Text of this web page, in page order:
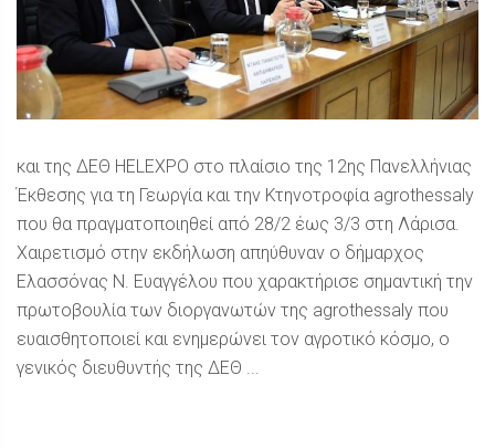
και της ΔΕΘ HELEXPO στο πλαίσιο της 12ης Πανελλήνιας
Έκθεσης για τη Γεωργία και την Κτηνοτροφία agrothessaly
που θα πραγματοποιηθεί από 28/2 έως 3/3 στη Λάρισα.
Χαιρετισμό στην εκδήλωση απηύθυναν ο δήμαρχος
Ελασσόνας Ν. Ευαγγέλου που χαρακτήρισε σημαντική την
πρωτοβουλία των διοργανωτών της agrothessaly που
ευαισθητοποιεί και ενημερώνει τον αγροτικό κόσμο, ο
γενικός διευθυντής της ΔΕΘ ...